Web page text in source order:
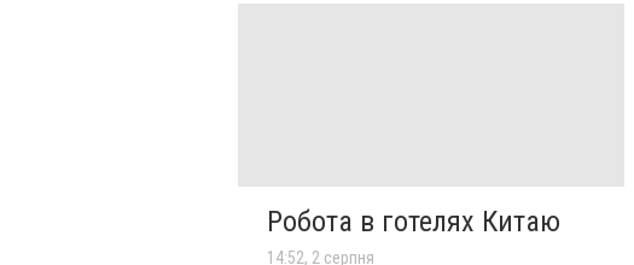
Робота в готелях Китаю
14:52, 2 серпня